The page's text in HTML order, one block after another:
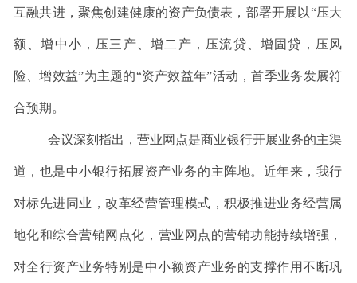
互融共进， 聚焦创建健康的资产负债表 ， 部署开展 以“压大
额、增中小，压三产、增二产，压流贷、增固贷，压风
险、增效益”为主题的“资产效益年”活动，首季业务发展符
合预期。
会议深刻指出，营业网点是商业银行开展业务的主渠
道，也是中小银行拓展资产业务的主阵地。近年来，我行
对标先进同业，改革经营管理模式，积极推进业务经营属
地化和综合营销网点化， 营业网点的营销功能持续增强，
对全行资产业务特别是中小额资产业务的支撑作用不断巩